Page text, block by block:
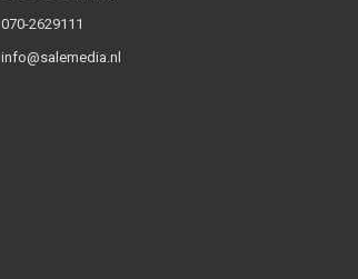
070-2629111
info@salemedia.nl